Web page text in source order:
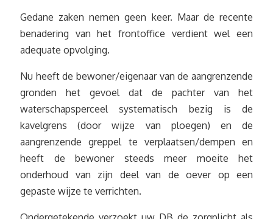
Gedane zaken nemen geen keer. Maar de recente
benadering van het frontoffice verdient wel een
adequate opvolging.
Nu heeft de bewoner/eigenaar van de aangrenzende
gronden het gevoel dat de pachter van het
waterschapsperceel systematisch bezig is de
kavelgrens (door wijze van ploegen) en de
aangrenzende greppel te verplaatsen/dempen en
heeft de bewoner steeds meer moeite het
onderhoud van zijn deel van de oever op een
gepaste wijze te verrichten.